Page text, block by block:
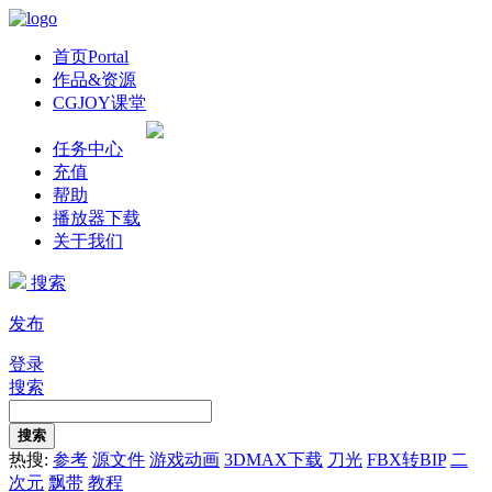
首页Portal
作品&资源
CGJOY课堂
任务中心
充值
帮助
播放器下载
关于我们
搜索
发布
登录
搜索
搜索
热搜: 参考 源文件 游戏动画 3DMAX下载 刀光 FBX转BIP 二
次元 飘带 教程